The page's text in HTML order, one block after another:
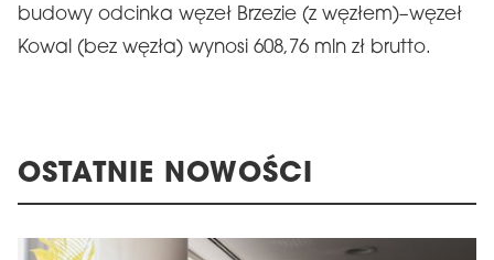
budowy odcinka węzeł Brzezie (z węzłem)–węzeł
Kowal (bez węzła) wynosi 608,76 mln zł brutto.
OSTATNIE NOWOŚCI